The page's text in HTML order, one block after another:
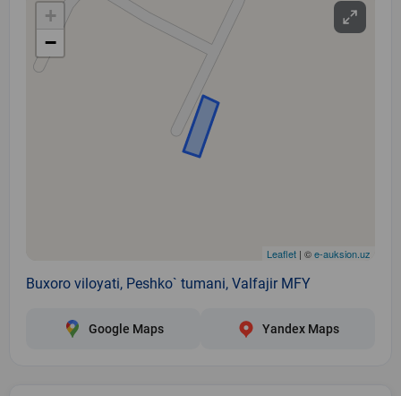
+
−
Leaflet | ©e-auksion.uz
Buxoro viloyati, Peshko` tumani, Valfajir MFY
Google Maps Yandex Maps